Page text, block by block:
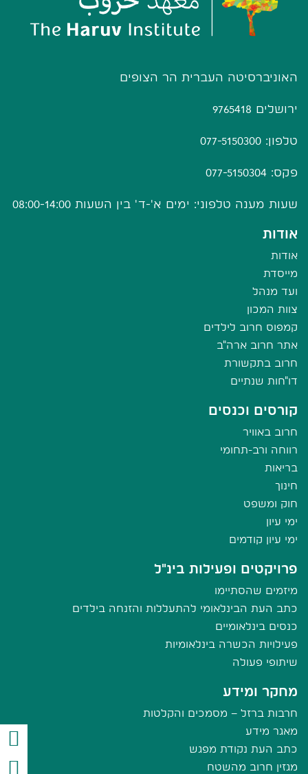
האוניברסיטה העברית הר הצופים
ירושלים 9765418
טלפון: 077-5150300
פקס: 077-5150304
שעות מענה טלפוני: ימים א'-ד' בין השעות 08:00-14:00
אודות
אודות
מייסדת
ועד מנהל
צוות המכון
קמפוס חרוב לילדים
אתר חרוב ארה"ב
חרוב בתקשורת
דו"חות שנתיים
קורסים וכנסים
חרוב באוויר
רווחה ורב-תחומי
בריאות
חינוך
חוק ומשפט
ימי עיון
ימי עיון קודמים
פרויקטים ופעילות בינ"ל
מיזמים שהסתיימו
כתב העת הבינלאומי להתעללות והזנחה בילדים
כנסים בינלאומיים
פעילויות הכשרה בינלאומיות
שיתופי פעולה
מחקר ומידע
חרבות ברזל – מסמכים והקלטות
מאגר מידע
כתב העת נקודת מפגש
מגזין חרוב מהשטח